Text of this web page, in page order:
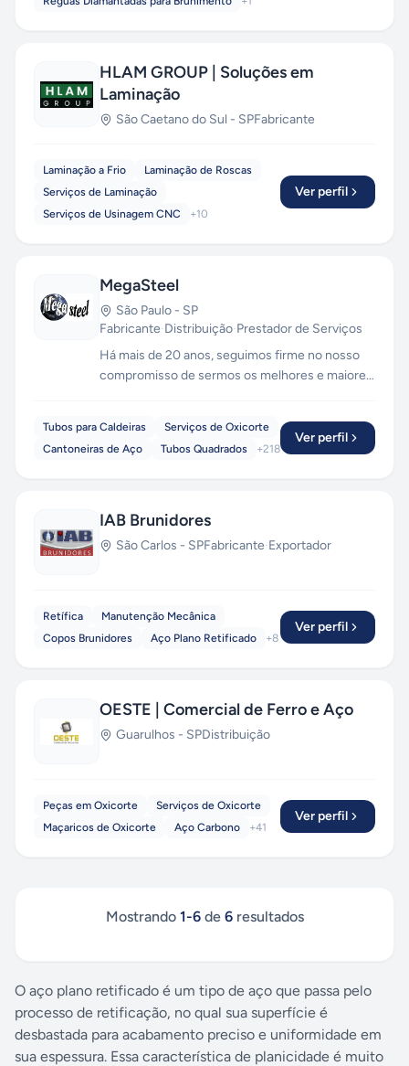
HLAM GROUP | Soluções em
Laminação
São Caetano do Sul - SPFabricante
Laminação a Frio
Laminação de Roscas
Serviços de Laminação
Serviços de Usinagem CNC
+10
Ver perfil
MegaSteel
São Paulo - SP
Fabricante·Distribuição·Prestador de Serviços
Há mais de 20 anos, seguimos firme no nosso
compromisso de sermos os melhores e maiores
treinados para um atendimento personalizado,
que supra as necessidades de cada cliente,
Tubos para Caldeiras
Serviços de Oxicorte
Cantoneiras de Aço
Tubos Quadrados +218
Ver perfil
IAB Brunidores
São Carlos - SPFabricante·Exportador
Retífica
Manutenção Mecânica
Copos Brunidores
Aço Plano Retificado +8
Ver perfil
OESTE | Comercial de Ferro e Aço
Guarulhos - SPDistribuição
Peças em Oxicorte
Serviços de Oxicorte
Maçaricos de Oxicorte
Aço Carbono +41
Ver perfil
Mostrando 1-6de 6resultados
O aço plano retificado é um tipo de aço que passa pelo
processo de retificação, no qual sua superfície é
desbastada para acabamento preciso e uniformidade em
sua espessura. Essa característica de planicidade é muito